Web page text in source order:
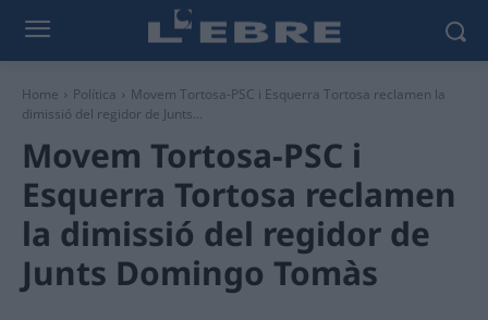
Home Política
Movem Tortosa-PSC i Esquerra Tortosa reclamen la
dimissió del regidor de Junts...
Movem Tortosa-PSC i
Esquerra Tortosa reclamen
la dimissió del regidor de
Junts Domingo Tomàs